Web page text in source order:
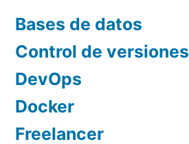
Bases de datos
Control de versiones
DevOps
Docker
Freelancer